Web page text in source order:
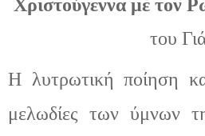
Χριστούγεννα με τον Ρ
του
Η λυτρωτική ποίηση
μελωδίες των ύμνων